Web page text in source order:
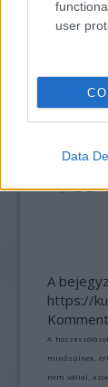
user
Data
„AZ
A
https://
A
minősülnek,
nem vállal,